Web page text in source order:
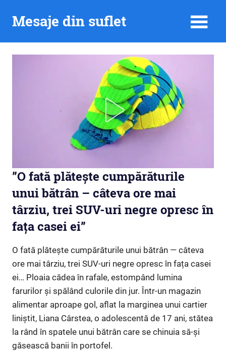
Mesaje din suflet
”O fată plătește cumpărăturile
unui bătrân – câteva ore mai
târziu, trei SUV-uri negre opresc în
fața casei ei”
O fată plătește cumpărăturile unui bătrân — câteva
ore mai târziu, trei SUV-uri negre opresc în fața casei
ei… Ploaia cădea în rafale, estompând lumina
farurilor și spălând culorile din jur. Într-un magazin
alimentar aproape gol, aflat la marginea unui cartier
liniștit, Liana Cârstea, o adolescentă de 17 ani, stătea
la rând în spatele unui bătrân care se chinuia să-și
găsească banii în portofel.